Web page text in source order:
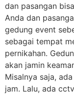
dan pasangan
Anda dan
gedung event
sebagai tempat
pernikahan.
akan jamin
Misalnya saja,
jam. Lalu, ada